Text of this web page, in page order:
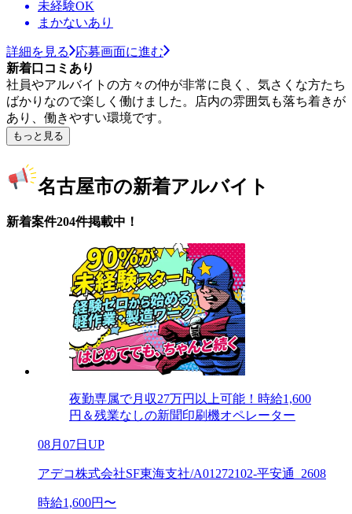
未経験OK
まかないあり
詳細を見る
応募画面に進む
新着口コミあり
社員やアルバイトの方々の仲が非常に良く、気さくな方たち
ばかりなので楽しく働けました。店内の雰囲気も落ち着きが
あり、働きやすい環境です。
もっと見る
名古屋市の新着アルバイト
新着案件204件掲載中！
夜勤専属で月収27万円以上可能！時給1,600
円＆残業なしの新聞印刷機オペレーター
08月07日UP
アデコ株式会社SF東海支社/A01272102-平安通_2608
時給1,600円〜